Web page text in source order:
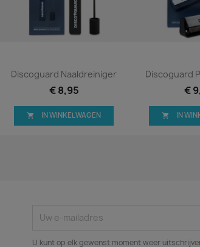
Snel bekijken
Discoguard Naaldreiniger
€ 8,95
 IN WINKELWAGEN
Snel
Discoguard
€
 IN
U kunt op elk gewenst moment weer